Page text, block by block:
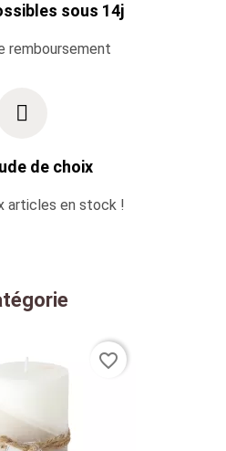
sous 14j
remboursement
de choix
articles en stock !
favorite_border